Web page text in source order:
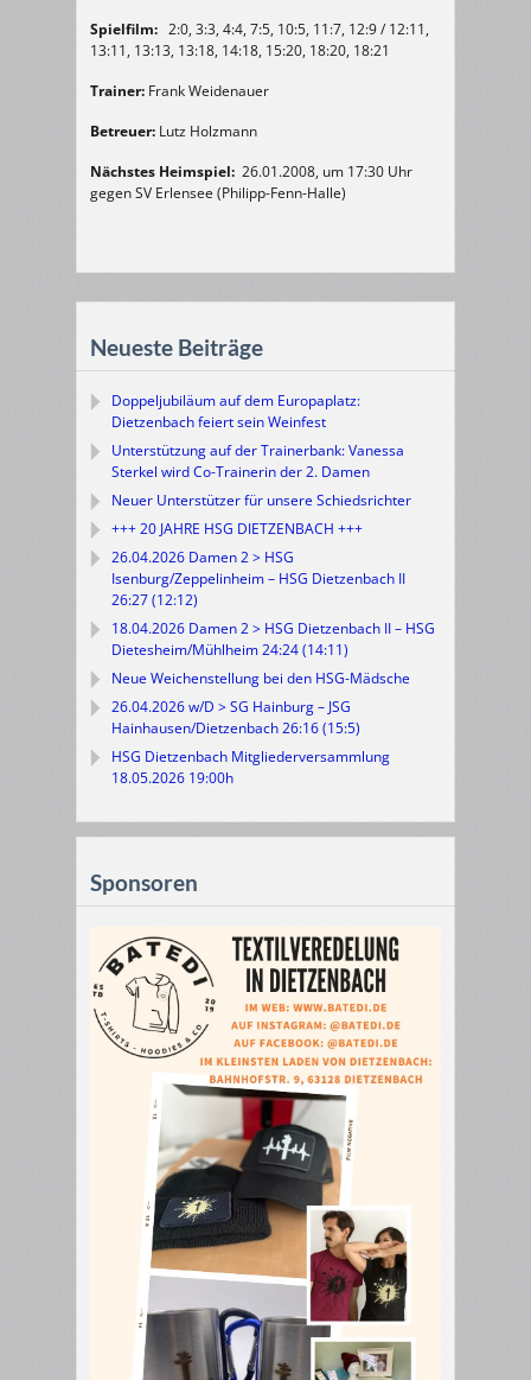
Spielfilm: 2:0, 3:3, 4:4, 7:5, 10:5, 11:7, 12:9 / 12:11,
13:11, 13:13, 13:18, 14:18, 15:20, 18:20, 18:21
Trainer: Frank Weidenauer
Betreuer: Lutz Holzmann
Nächstes Heimspiel: 26.01.2008, um 17:30 Uhr
gegen SV Erlensee (Philipp-Fenn-Halle)
Neueste Beiträge
Doppeljubiläum auf dem Europaplatz:
Dietzenbach feiert sein Weinfest
Unterstützung auf der Trainerbank: Vanessa
Sterkel wird Co-Trainerin der 2. Damen
Neuer Unterstützer für unsere Schiedsrichter
+++ 20 JAHRE HSG DIETZENBACH +++
26.04.2026 Damen 2 > HSG
Isenburg/Zeppelinheim – HSG Dietzenbach II
26:27 (12:12)
18.04.2026 Damen 2 > HSG Dietzenbach II – HSG
Dietesheim/Mühlheim 24:24 (14:11)
Neue Weichenstellung bei den HSG-Mädsche
26.04.2026 w/D > SG Hainburg – JSG
Hainhausen/Dietzenbach 26:16 (15:5)
HSG Dietzenbach Mitgliederversammlung
18.05.2026 19:00h
Sponsoren